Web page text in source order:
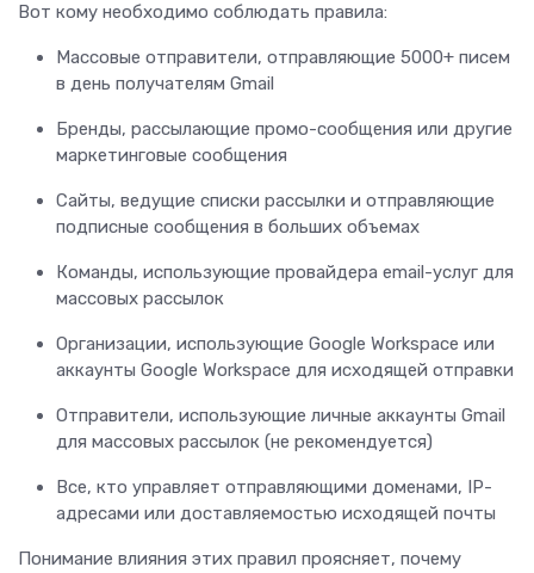
Вот кому необходимо соблюдать правила:
Массовые отправители, отправляющие 5000+ писем
в день получателям Gmail
Бренды, рассылающие промо-сообщения или другие
маркетинговые сообщения
Сайты, ведущие списки рассылки и отправляющие
подписные сообщения в больших объемах
Команды, использующие провайдера email-услуг для
массовых рассылок
Организации, использующие Google Workspace или
аккаунты Google Workspace для исходящей отправки
Отправители, использующие личные аккаунты Gmail
для массовых рассылок (не рекомендуется)
Все, кто управляет отправляющими доменами, IP-
адресами или доставляемостью исходящей почты
Понимание влияния этих правил проясняет, почему